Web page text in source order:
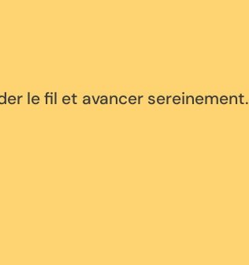
le fil et avancer sereinement.